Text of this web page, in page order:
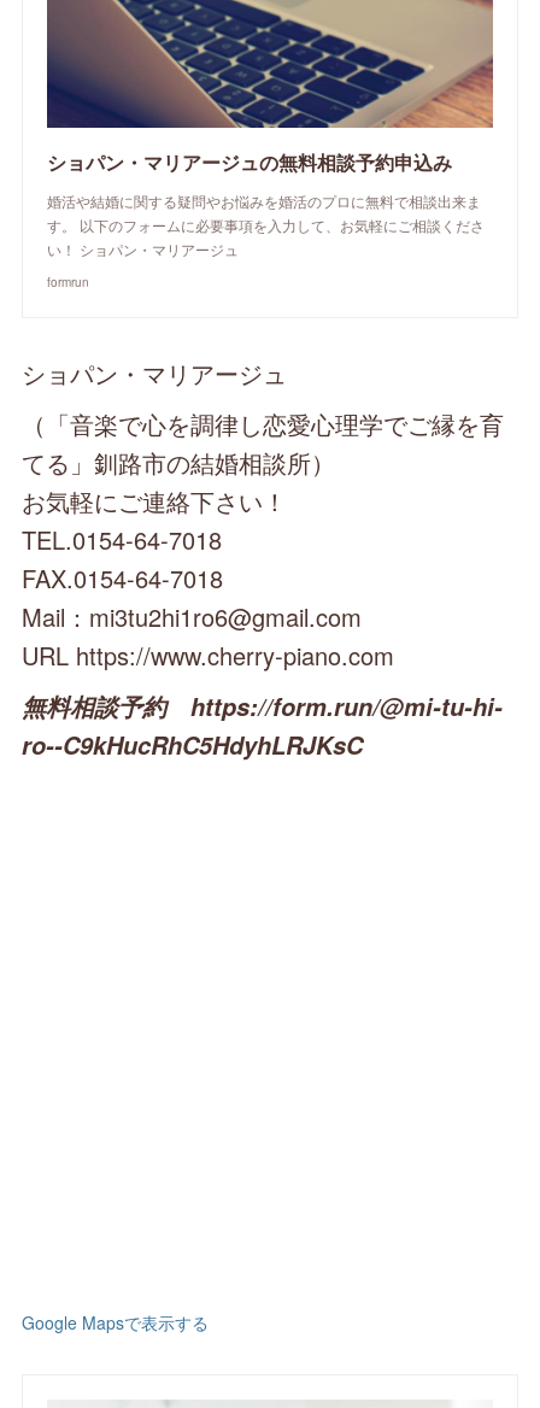
ショパン・マリアージュの無料相談予約申込み
婚活や結婚に関する疑問やお悩みを婚活のプロに無料で相談出来ま
す。 以下のフォームに必要事項を入力して、お気軽にご相談くださ
い！ ショパン・マリアージュ
formrun
ショパン・マリアージュ
（「音楽で心を調律し恋愛心理学でご縁を育
てる」釧路市の結婚相談所）
お気軽にご連絡下さい！
TEL.0154-64-7018
FAX.0154-64-7018
Mail：mi3tu2hi1ro6@gmail.com
URL https://www.cherry-piano.com
無料相談予約 https://form.run/@mi-tu-hi-
ro--C9kHucRhC5HdyhLRJKsC
Google Mapsで表示する